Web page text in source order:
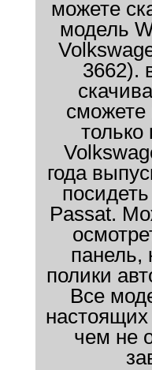
можете
модель
3662).
сможете
только
года
Passat.
панель,
полики
Все
чем не